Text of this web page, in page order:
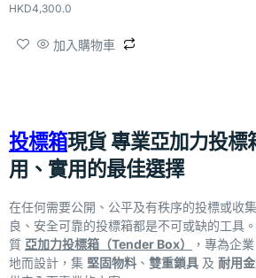
HKD4,300.0
加入購物車
投標箱現貨 專業亞加力投
用、實用的最佳選擇
在任何需要公開、公平及有秩序的投標或收
良、安全可靠的投標箱都是不可或缺的工具
質 亞加力投標箱（Tender Box）
，專為企
地而設計，集 堅固物料 、 雙重鎖具 及 耐用